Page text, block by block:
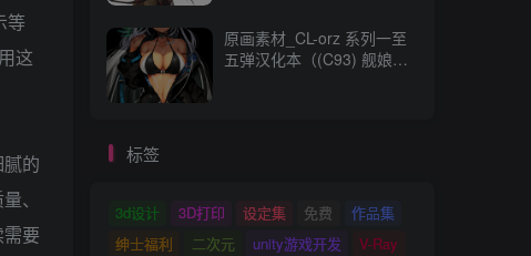
等
这
的
、
要
原画素材_CL-orz 系列一至
五弹汉化本（(C93) 舰娘
标签
3d设计 3D打印 设定集 免费
作品集
绅士福利
二次元 unity游戏开发
V-Ray